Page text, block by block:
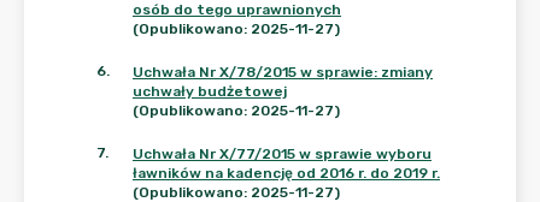
osób do tego uprawnionych
(Opublikowano: 2025-11-27)
6.
Uchwała Nr X/78/2015 w sprawie: zmiany
uchwały budżetowej
(Opublikowano: 2025-11-27)
7.
Uchwała Nr X/77/2015 w sprawie wyboru
ławników na kadencję od 2016 r. do 2019 r.
(Opublikowano: 2025-11-27)